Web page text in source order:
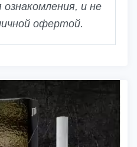
и не
офертой.